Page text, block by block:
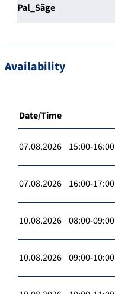
Pal_Säge
Availability
Date/Time
07.08.2026 15:00-16:00
07.08.2026 16:00-17:00
10.08.2026 08:00-09:00
10.08.2026 09:00-10:00